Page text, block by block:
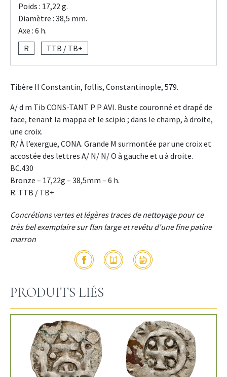
Poids : 17,22 g.
Diamètre : 38,5 mm.
Axe : 6 h.
R
TTB / TB+
Tibère II Constantin, follis, Constantinople, 579.
A/ d m Tib CONS-TANT P P AVI. Buste couronné et drapé de
face, tenant la mappa et le scipio ; dans le champ, à droite,
une croix.
R/ À l’exergue, CONA. Grande M surmontée par une croix et
accostée des lettres A/ N/ N/ O à gauche et u à droite.
BC.430
Bronze – 17,22g – 38,5mm – 6 h.
R. TTB / TB+
Concrétions vertes et légères traces de nettoyage pour ce
très bel exemplaire sur flan large et revêtu d'une fine patine
marron
PRODUITS LIÉS